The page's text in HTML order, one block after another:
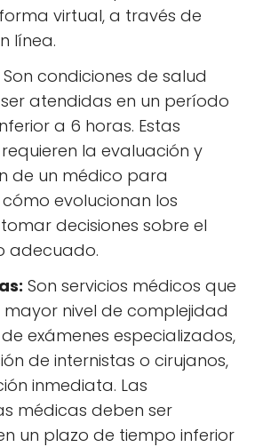
virtual, a través de
línea.
Son condiciones de salud
atendidas en un período
a 6 horas. Estas
la evaluación y
de un médico para
evolucionan los
decisiones sobre el
adecuado.
Son servicios médicos que
nivel de complejidad
exámenes especializados,
de internistas o cirujanos,
inmediata. Las
médicas deben ser
un plazo de tiempo inferior